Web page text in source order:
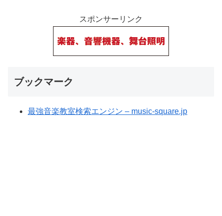
スポンサーリンク
ブックマーク
最強音楽教室検索エンジン – music-square.jp